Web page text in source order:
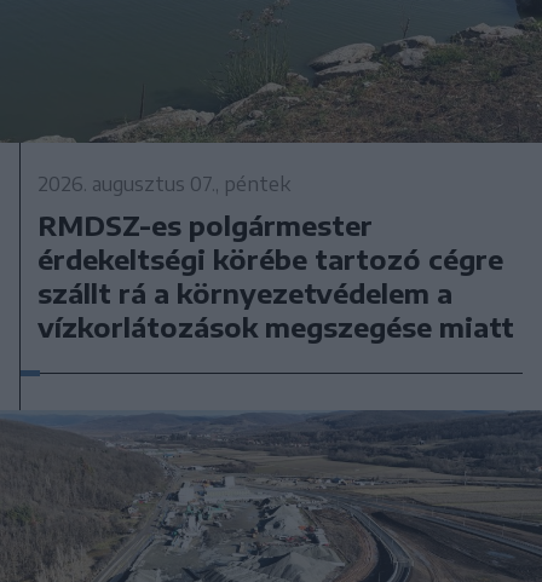
2026. augusztus 07., péntek
RMDSZ-es polgármester
érdekeltségi körébe tartozó cégre
szállt rá a környezetvédelem a
vízkorlátozások megszegése miatt